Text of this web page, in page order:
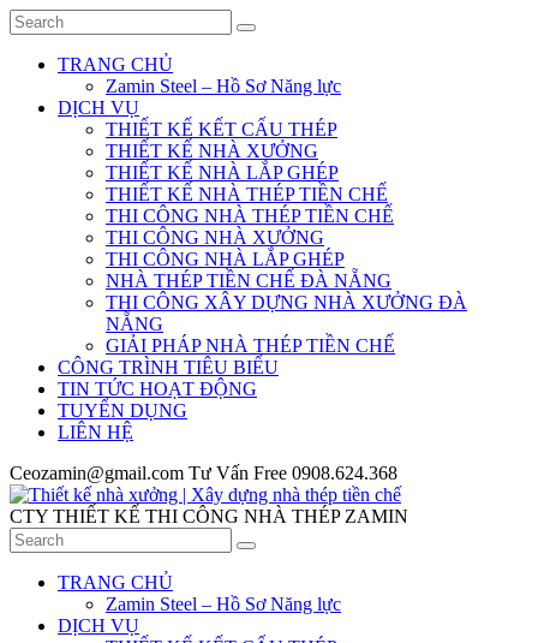
TRANG CHỦ
Zamin Steel – Hồ Sơ Năng lực
DỊCH VỤ
THIẾT KẾ KẾT CẤU THÉP
THIẾT KẾ NHÀ XƯỞNG
THIẾT KẾ NHÀ LẮP GHÉP
THIẾT KẾ NHÀ THÉP TIỀN CHẾ
THI CÔNG NHÀ THÉP TIỀN CHẾ
THI CÔNG NHÀ XƯỞNG
THI CÔNG NHÀ LẮP GHÉP
NHÀ THÉP TIỀN CHẾ ĐÀ NẴNG
THI CÔNG XÂY DỰNG NHÀ XƯỞNG ĐÀ
NẴNG
GIẢI PHÁP NHÀ THÉP TIỀN CHẾ
CÔNG TRÌNH TIÊU BIỂU
TIN TỨC HOẠT ĐỘNG
TUYỂN DỤNG
LIÊN HỆ
Ceozamin@gmail.com Tư Vấn Free 0908.624.368
CTY THIẾT KẾ THI CÔNG NHÀ THÉP ZAMIN
TRANG CHỦ
Zamin Steel – Hồ Sơ Năng lực
DỊCH VỤ